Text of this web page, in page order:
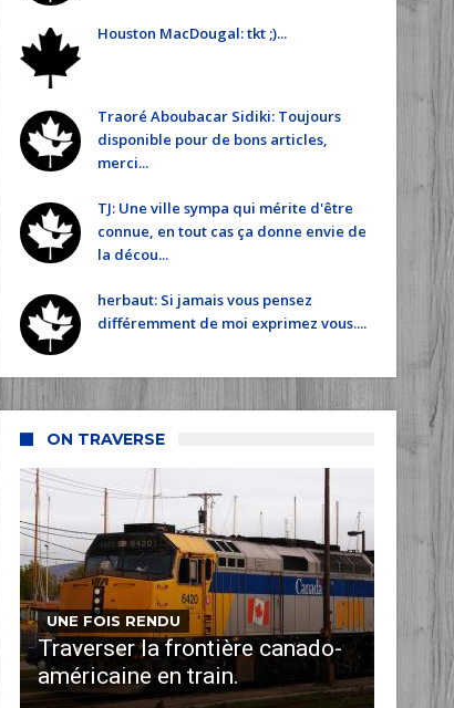
Houston MacDougal: tkt ;)...
Traoré Aboubacar Sidiki: Toujours
disponible pour de bons articles,
merci...
TJ: Une ville sympa qui mérite d'être
connue, en tout cas ça donne envie de
la décou...
herbaut: Si jamais vous pensez
différemment de moi exprimez vous....
ON TRAVERSE
UNE FOIS RENDU
Traverser la frontière canado-
américaine en train.